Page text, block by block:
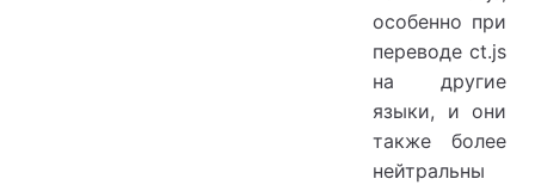
особенно при
переводе ct.js
на другие
языки, и они
также более
нейтральны